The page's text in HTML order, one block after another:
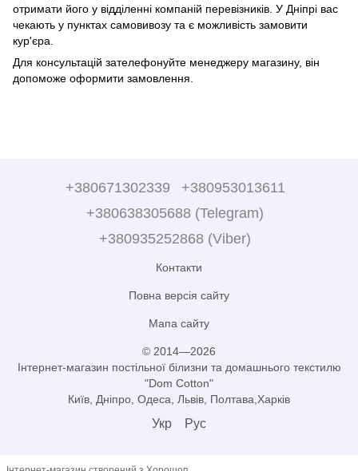
отримати його у відділенні компаній перевізників. У Дніпрі вас
чекають у пунктах самовивозу та є можливість замовити
кур'єра.
Для консультацій зателефонуйте менеджеру магазину, він
допоможе оформити замовлення.
+380671302339
+380953013611
+380638305688 (Telegram)
+380935252868 (Viber)
Контакти
Повна версія сайту
Мапа сайту
© 2014—2026
Інтернет-магазин постільної білизни та домашнього текстилю
"Dom Cotton"
Київ, Дніпро, Одеса, Львів, Полтава,Харків
Укр Рус